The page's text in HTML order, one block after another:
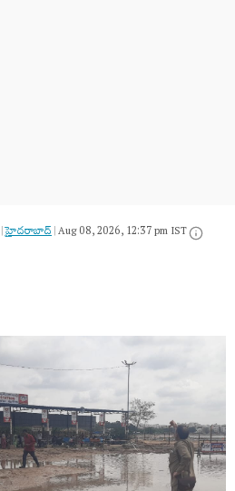
|హైదరాబాద్​|Aug 08, 2026, 12:37 pm IST